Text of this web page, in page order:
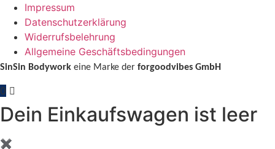
Impressum
Datenschutzerklärung
Widerrufsbelehrung
Allgemeine Geschäftsbedingungen
SinSin Bodywork eine Marke der forgoodvibes GmbH
0
Dein Einkaufswagen ist leer
✖